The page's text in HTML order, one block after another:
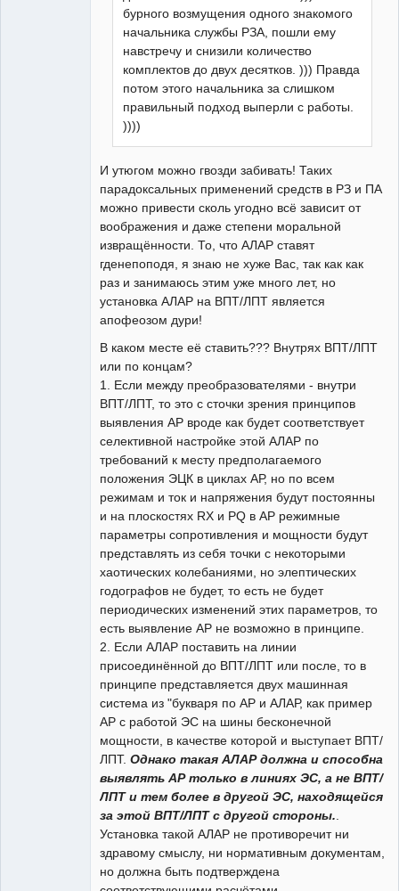
бурного возмущения одного знакомого
начальника службы РЗА, пошли ему
навстречу и снизили количество
комплектов до двух десятков. ))) Правда
потом этого начальника за слишком
правильный подход выперли с работы.
))))
И утюгом можно гвозди забивать! Таких
парадоксальных применений средств в РЗ и ПА
можно привести сколь угодно всё зависит от
воображения и даже степени моральной
извращённости. То, что АЛАР ставят
гденепоподя, я знаю не хуже Вас, так как как
раз и занимаюсь этим уже много лет, но
установка АЛАР на ВПТ/ЛПТ является
апофеозом дури!
В каком месте её ставить??? Внутрях ВПТ/ЛПТ
или по концам?
1. Если между преобразователями - внутри
ВПТ/ЛПТ, то это с сточки зрения принципов
выявления АР вроде как будет соответствует
селективной настройке этой АЛАР по
требований к месту предполагаемого
положения ЭЦК в циклах АР, но по всем
режимам и ток и напряжения будут постоянны
и на плоскостях RX и PQ в АР режимные
параметры сопротивления и мощности будут
представлять из себя точки с некоторыми
хаотических колебаниями, но элептических
годографов не будет, то есть не будет
периодических изменений этих параметров, то
есть выявление АР не возможно в принципе.
2. Если АЛАР поставить на линии
присоединённой до ВПТ/ЛПТ или после, то в
принципе представляется двух машинная
система из "букваря по АР и АЛАР, как пример
АР с работой ЭС на шины бесконечной
мощности, в качестве которой и выступает ВПТ/
ЛПТ. Однако такая АЛАР должна и способна
выявлять АР только в линиях ЭС, а не ВПТ/
ЛПТ и тем более в другой ЭС, находящейся
за этой ВПТ/ЛПТ с другой стороны.
Установка такой АЛАР не противоречит ни
здравому смыслу, ни нормативным документам,
но должна быть подтверждена